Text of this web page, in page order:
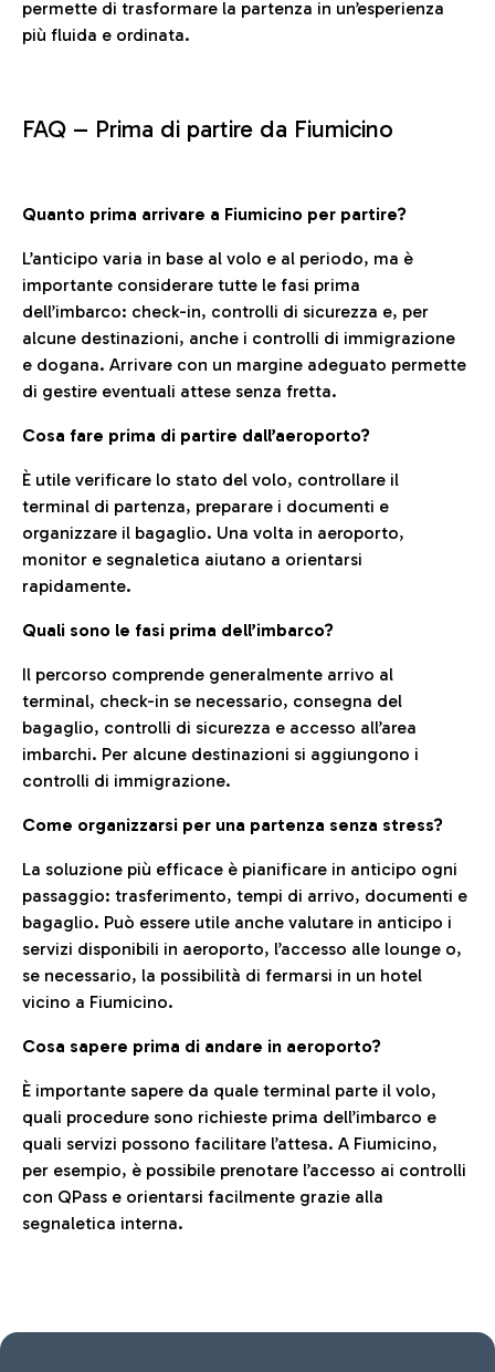
permette di trasformare la partenza in un’esperienza
più fluida e ordinata.
FAQ – Prima di partire da Fiumicino
Quanto prima arrivare a Fiumicino per partire?
L’anticipo varia in base al volo e al periodo, ma è
importante considerare tutte le fasi prima
dell’imbarco: check-in, controlli di sicurezza e, per
alcune destinazioni, anche i controlli di immigrazione
e dogana. Arrivare con un margine adeguato permette
di gestire eventuali attese senza fretta.
Cosa fare prima di partire dall’aeroporto?
È utile verificare lo stato del volo, controllare il
terminal di partenza, preparare i documenti e
organizzare il bagaglio. Una volta in aeroporto,
monitor e segnaletica aiutano a orientarsi
rapidamente.
Quali sono le fasi prima dell’imbarco?
Il percorso comprende generalmente arrivo al
terminal, check-in se necessario, consegna del
bagaglio, controlli di sicurezza e accesso all’area
imbarchi. Per alcune destinazioni si aggiungono i
controlli di immigrazione.
Come organizzarsi per una partenza senza stress?
La soluzione più efficace è pianificare in anticipo ogni
passaggio: trasferimento, tempi di arrivo, documenti e
bagaglio. Può essere utile anche valutare in anticipo i
servizi disponibili in aeroporto, l’accesso alle lounge o,
se necessario, la possibilità di fermarsi in un hotel
vicino a Fiumicino.
Cosa sapere prima di andare in aeroporto?
È importante sapere da quale terminal parte il volo,
quali procedure sono richieste prima dell’imbarco e
quali servizi possono facilitare l’attesa. A Fiumicino,
per esempio, è possibile prenotare l’accesso ai controlli
con QPass e orientarsi facilmente grazie alla
segnaletica interna.